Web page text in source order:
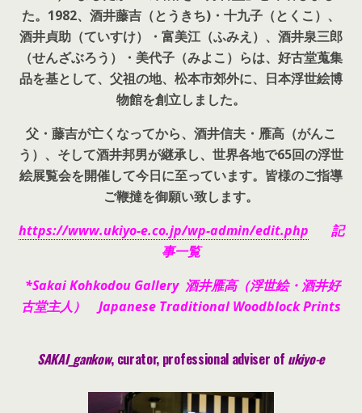
た。 1982、酒井藤吉（とうきち)・十九子（とくこ）、
酒井貞助（ていすけ）・富美江（ふみえ）、酒井泉三郎
（せんざぶろう）・美代子（みよこ）らは、好古堂蒐集
品を基として、父祖の地、松本市郊外に、日本浮世絵博
物館を創立しました。
父・藤吉が亡くなってから、酒井信夫・雁高（がんこ
う）、そして酒井邦男が継承し、世界各地で65回の浮世
絵展覧会を開催して今日に至っています。皆様のご指導
ご鞭撻を御願い致します。
https://www.ukiyo-e.co.jp/wp-admin/edit.php 記
事一覧
*Sakai Kohkodou Gallery 酒井雁高（浮世絵・酒井好
古堂主人） Japanese Traditional Woodblock Prints
SAKAI_gankow, curator, professional adviser of ukiyo-e